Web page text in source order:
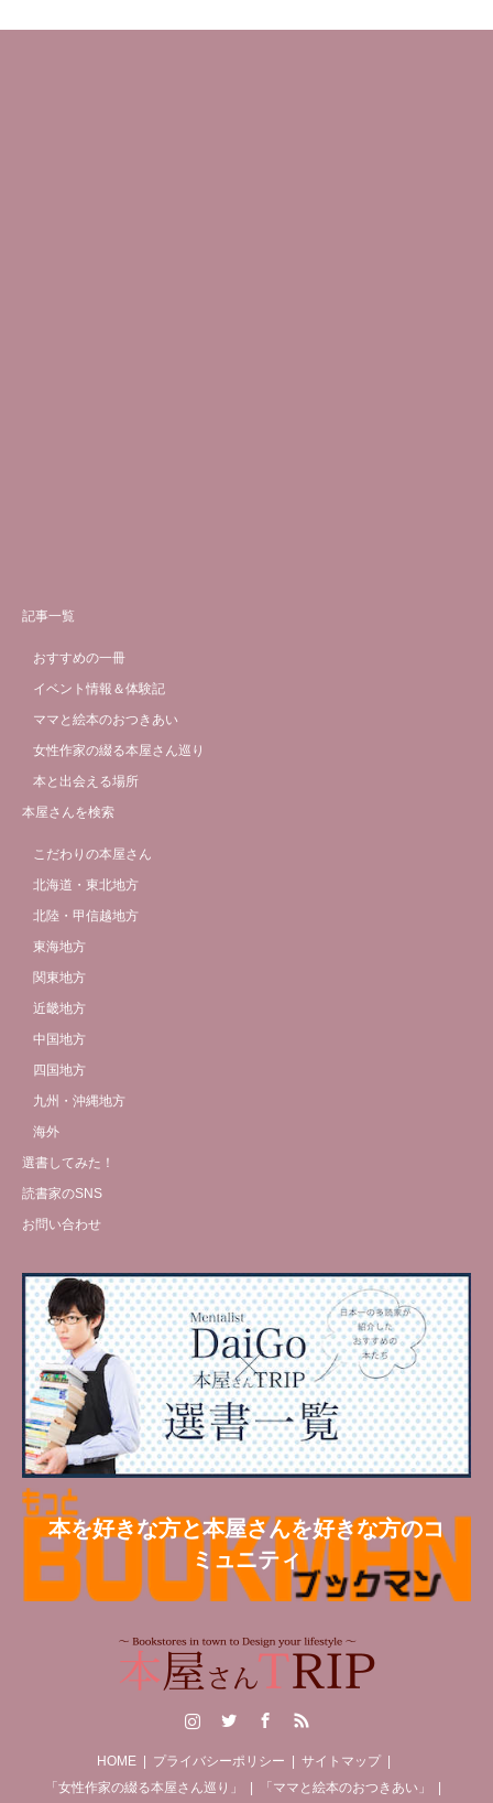
記事一覧
おすすめの一冊
イベント情報＆体験記
ママと絵本のおつきあい
女性作家の綴る本屋さん巡り
本と出会える場所
本屋さんを検索
こだわりの本屋さん
北海道・東北地方
北陸・甲信越地方
東海地方
関東地方
近畿地方
中国地方
四国地方
九州・沖縄地方
海外
選書してみた！
読書家のSNS
お問い合わせ
本を好きな方と本屋さんを好きな方のコ
ミュニティ
RSS
HOME プライバシーポリシー
サイトマップ
「女性作家の綴る本屋さん巡り」
「ママと絵本のおつきあい」